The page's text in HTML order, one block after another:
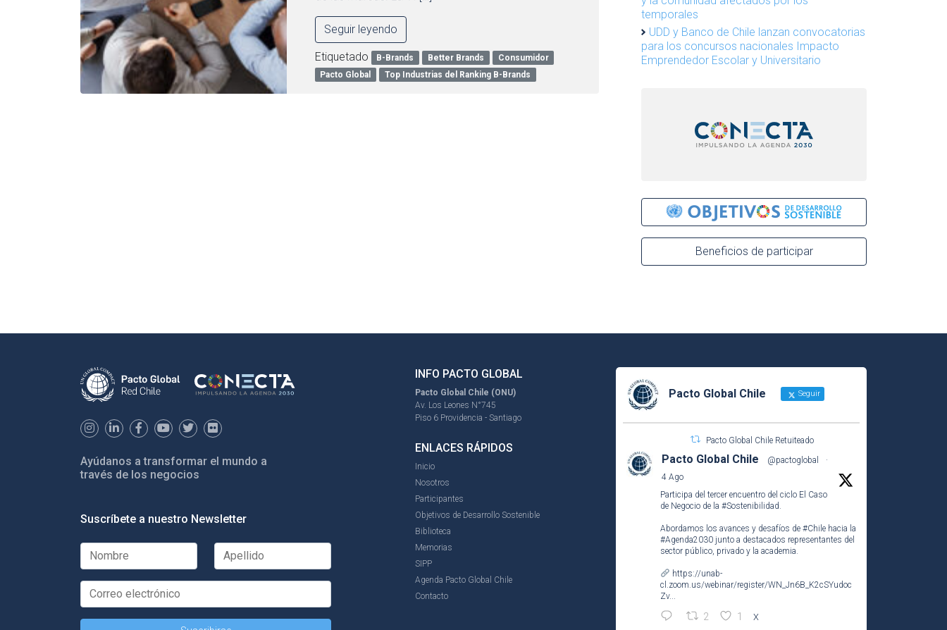
Seguir leyendo
Etiquetado B-Brands Better Brands
Consumidor
Pacto Global
Top Industrias del Ranking B-Brands
temporales
UDD y Banco de Chile lanzan convocatorias
para los concursos nacionales Impacto
Emprendedor Escolar y Universitario
Beneficios de participar
Ayúdanos a transformar el mundo a
través de los negocios
Suscríbete a nuestro Newsletter
INFO PACTO GLOBAL
Pacto Global Chile (ONU)
Av. Los Leones N°745
Piso 6 Providencia - Santiago
ENLACES RÁPIDOS
Inicio
Nosotros
Participantes
Objetivos de Desarrollo Sostenible
Biblioteca
Memorias
SIPP
Agenda Pacto Global Chile
Contacto
Pacto Global Chile Seguir
Pacto Global Chile Retuiteado
Pacto Global Chile @pactoglobal
·
4 Ago
Participa del tercer encuentro del ciclo El Caso
de Negocio de la #Sostenibilidad.
Abordamos los avances y desafíos de #Chile hacia la
#Agenda2030 junto a destacados representantes del
sector público, privado y la academia.
https://unab-
cl.zoom.us/webinar/register/WN_Jn6B_K2cSYudoc
Zv...
2 1 X